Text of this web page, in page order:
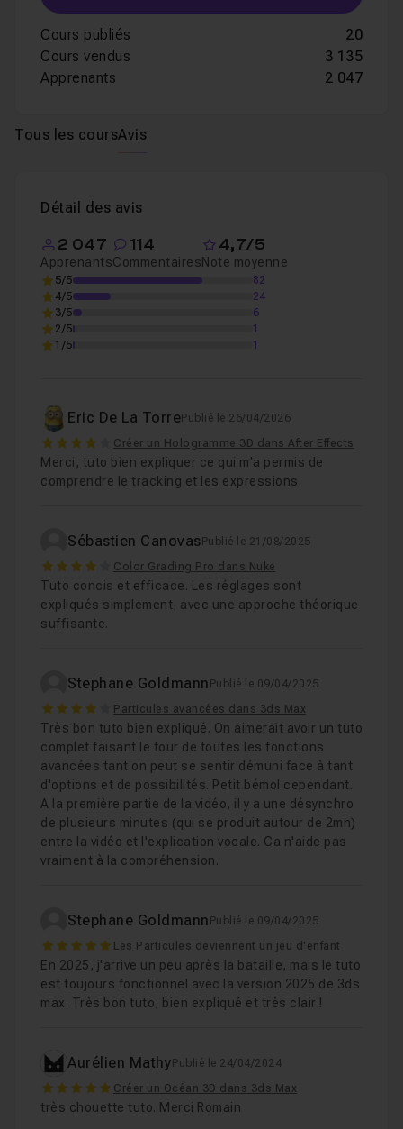
Cours publiés
20
Cours vendus
3 135
Apprenants
2 047
Tous les coursAvis
Détail des avis
2 047
Apprenants
114
Commentaires
4,7/5
Note moyenne
5/5
82
4/5
24
3/5
6
2/5
1
1/5
1
Eric De La TorrePublié le 26/04/2026
4 Créer un Hologramme 3D dans After Effects
Merci, tuto bien expliquer ce qui m'a permis de
comprendre le tracking et les expressions.
Sébastien Canovas Publié le 21/08/2025
4 Color Grading Pro dans Nuke
Tuto concis et efficace. Les réglages sont
expliqués simplement, avec une approche théorique
suffisante.
Stephane Goldmann Publié le 09/04/2025
4 Particules avancées dans 3ds Max
Très bon tuto bien expliqué. On aimerait avoir un tuto
complet faisant le tour de toutes les fonctions
avancées tant on peut se sentir démuni face à tant
d'options et de possibilités. Petit bémol cependant.
A la première partie de la vidéo, il y a une désynchro
de plusieurs minutes (qui se produit autour de 2mn)
entre la vidéo et l'explication vocale. Ca n'aide pas
vraiment à la compréhension.
Stephane Goldmann Publié le 09/04/2025
5 Les Particules deviennent un jeu d'enfant
En 2025, j'arrive un peu après la bataille, mais le tuto
est toujours fonctionnel avec la version 2025 de 3ds
max. Très bon tuto, bien expliqué et très clair !
Aurélien Mathy Publié le 24/04/2024
5 Créer un Océan 3D dans 3ds Max
très chouette tuto. Merci Romain